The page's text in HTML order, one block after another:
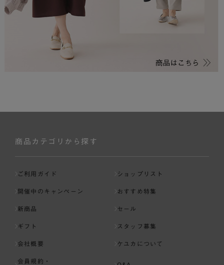
商品カテゴリから探す
ご利用ガイド ショップリスト
開催中のキャンペーン おすすめ特集
新商品 セール
ギフト スタッフ募集
会社概要 ケユカについて
会員規約・